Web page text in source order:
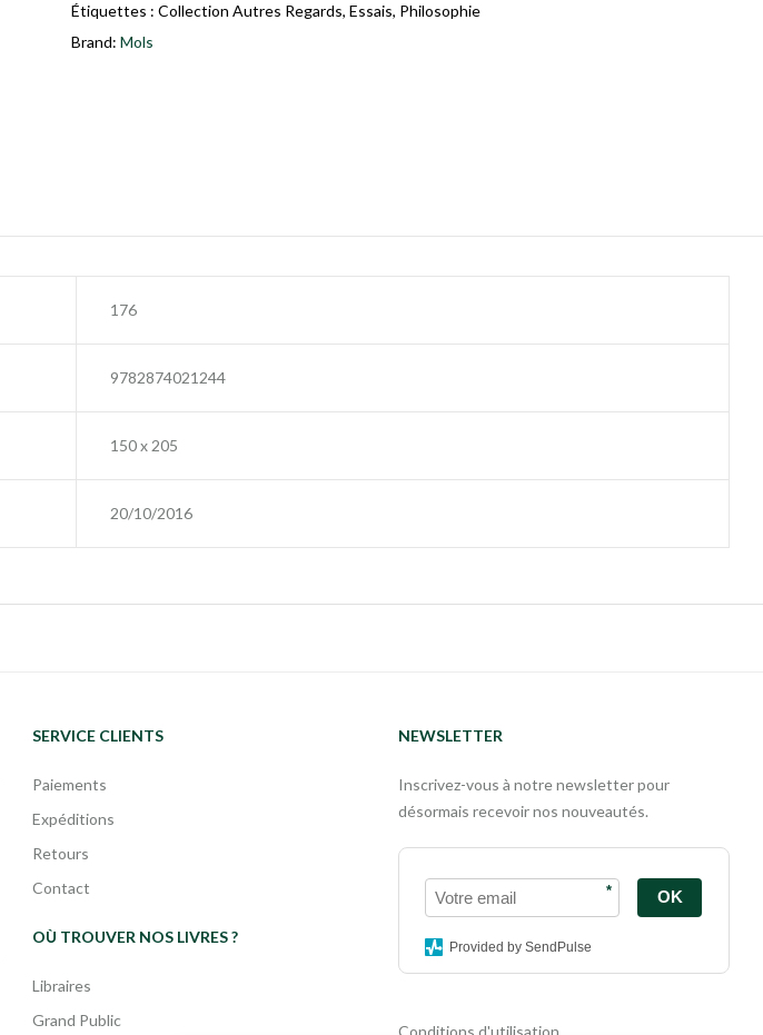
Étiquettes : Collection Autres Regards, Essais, Philosophie
Brand: Mols
176
9782874021244
150 x 205
20/10/2016
SERVICE CLIENTS
Paiements
Expéditions
Retours
Contact
OÙ TROUVER NOS LIVRES ?
Libraires
Grand Public
NEWSLETTER
Inscrivez-vous à notre newsletter pour
désormais recevoir nos nouveautés.
* OK
Provided by SendPulse
Conditions d'utilisation